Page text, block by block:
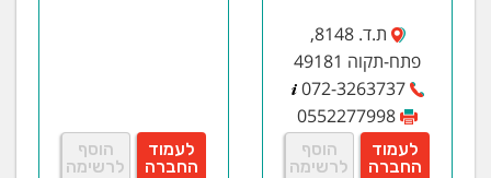
ת.ד. 8148,
פתח-תקוה 49181
072-3263737
0552277998
לעמוד
החברה
הוסף
לרשימה
לעמוד
החברה
הוסף
לרשימה